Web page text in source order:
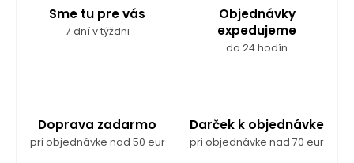
Sme tu pre vás
7 dní v týždni
Objednávky
expedujeme
do 24 hodín
Doprava zadarmo
pri objednávke nad 50 eur
Darček k objednávke
pri objednávke nad 70 eur